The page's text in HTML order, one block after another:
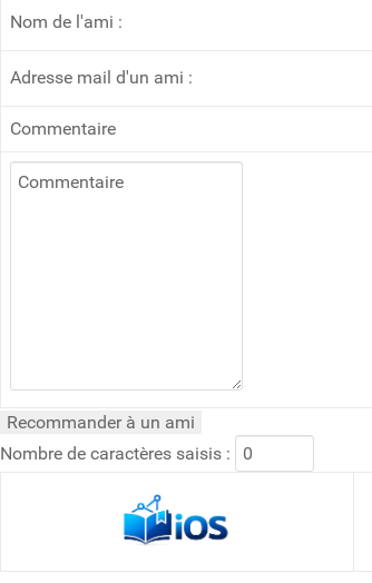
Nom de l'ami :
Adresse mail d'un ami :
Commentaire
Nombre de caractères saisis :